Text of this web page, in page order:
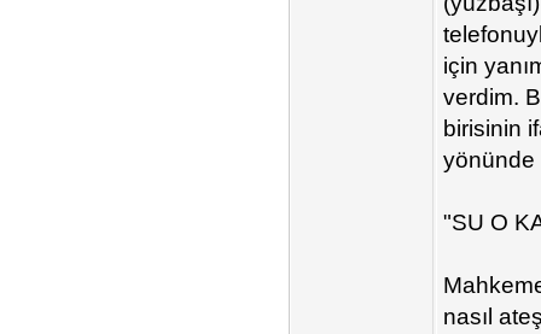
için
verdim.
birisinin
yönünde
"SU O
nasıl